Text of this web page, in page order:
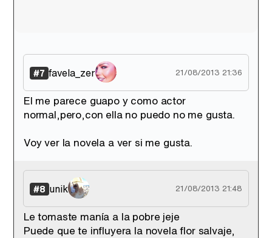
#7 favela_zer 21/08/2013 21:36
El me parece guapo y como actor
normal,pero,con ella no puedo no me gusta.
Voy ver la novela a ver si me gusta.
#8 unik 21/08/2013 21:48
Le tomaste manía a la pobre jeje
Puede que te influyera la novela flor salvaje,